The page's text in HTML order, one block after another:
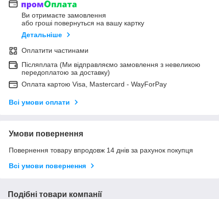
Ви отримаєте замовлення
або гроші повернуться на вашу картку
Детальніше
Оплатити частинами
Післяплата (Ми відправляємо замовлення з невеликою
передоплатою за доставку)
Оплата картою Visa, Mastercard - WayForPay
Всі умови оплати
Умови повернення
Повернення товару впродовж 14 днів за рахунок покупця
Всі умови повернення
Подібні товари компанії